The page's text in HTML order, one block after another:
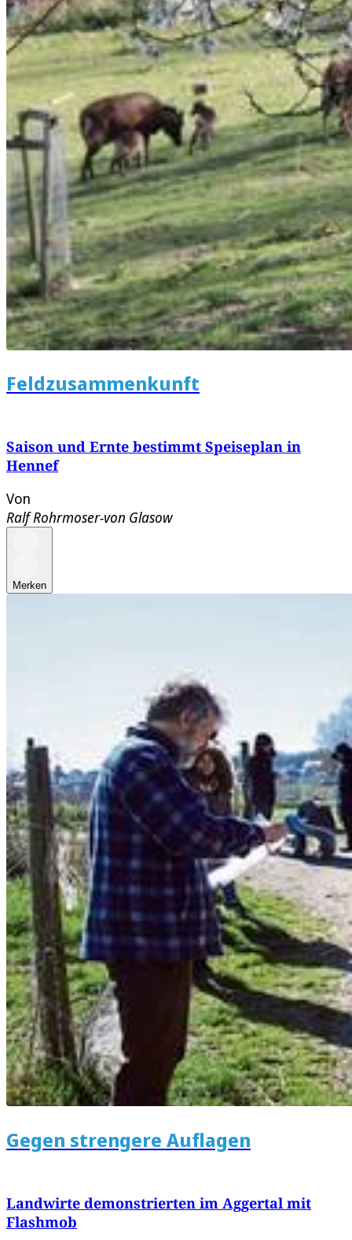
Feldzusammenkunft
Saison und Ernte bestimmt Speiseplan in
Hennef
Von
Ralf Rohrmoser-von Glasow
Merken
Gegen strengere Auflagen
Landwirte demonstrierten im Aggertal mit
Flashmob